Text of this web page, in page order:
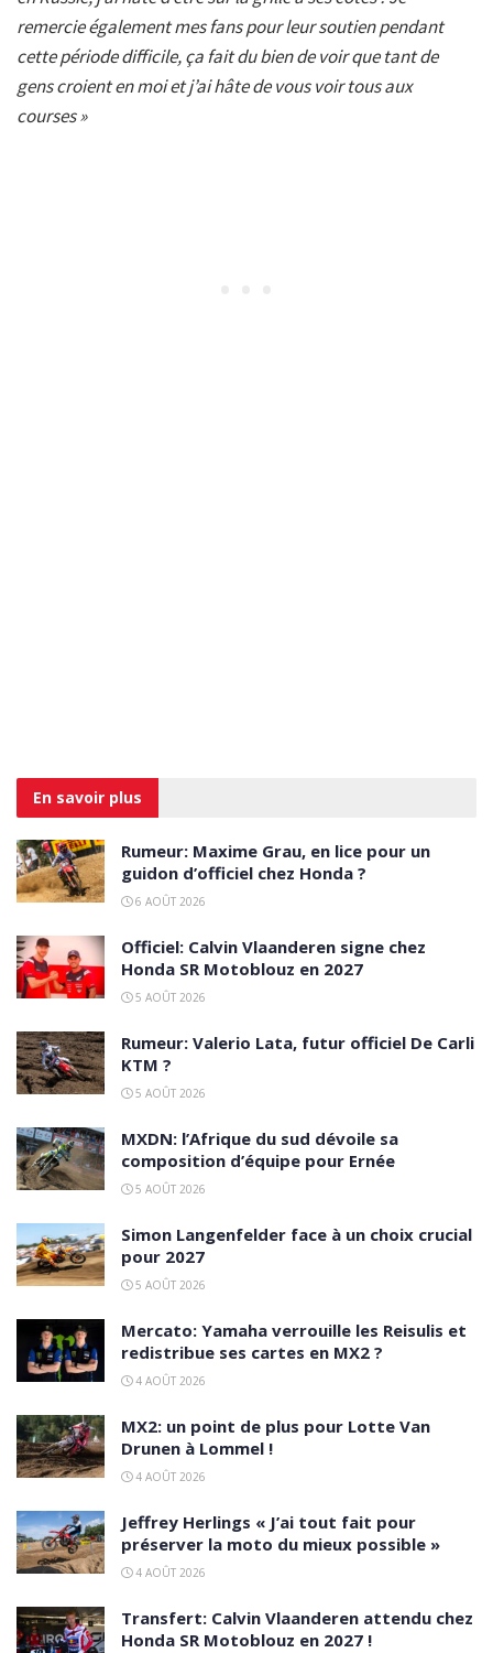
remercie également mes fans pour leur soutien pendant
cette période difficile, ça fait du bien de voir que tant de
gens croient en moi et j’ai hâte de vous voir tous aux
courses »
En savoir plus
Rumeur: Maxime Grau, en lice pour un
guidon d’officiel chez Honda ?
6 AOÛT 2026
Officiel: Calvin Vlaanderen signe chez
Honda SR Motoblouz en 2027
5 AOÛT 2026
Rumeur: Valerio Lata, futur officiel De Carli
KTM ?
5 AOÛT 2026
MXDN: l’Afrique du sud dévoile sa
composition d’équipe pour Ernée
5 AOÛT 2026
Simon Langenfelder face à un choix crucial
pour 2027
5 AOÛT 2026
Mercato: Yamaha verrouille les Reisulis et
redistribue ses cartes en MX2 ?
4 AOÛT 2026
MX2: un point de plus pour Lotte Van
Drunen à Lommel !
4 AOÛT 2026
Jeffrey Herlings « J’ai tout fait pour
préserver la moto du mieux possible »
4 AOÛT 2026
Transfert: Calvin Vlaanderen attendu chez
Honda SR Motoblouz en 2027 !